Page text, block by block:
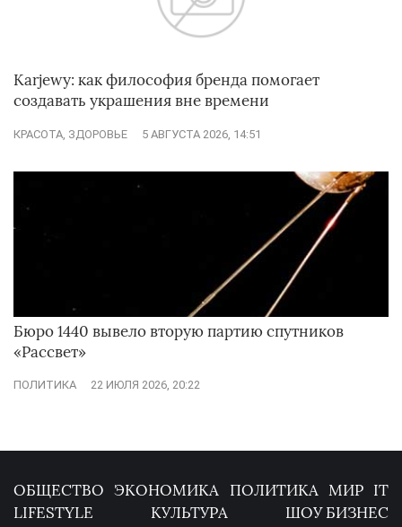
Karjewy: как философия бренда помогает
создавать украшения вне времени
КРАСОТА, ЗДОРОВЬЕ 5 АВГУСТА 2026, 14:51
Бюро 1440 вывело вторую партию спутников
«Рассвет»
ПОЛИТИКА 22 ИЮЛЯ 2026, 20:22
ОБЩЕСТВО ЭКОНОМИКА ПОЛИТИКА МИР IT
LIFESTYLE
КУЛЬТУРА ШОУ БИЗНЕС